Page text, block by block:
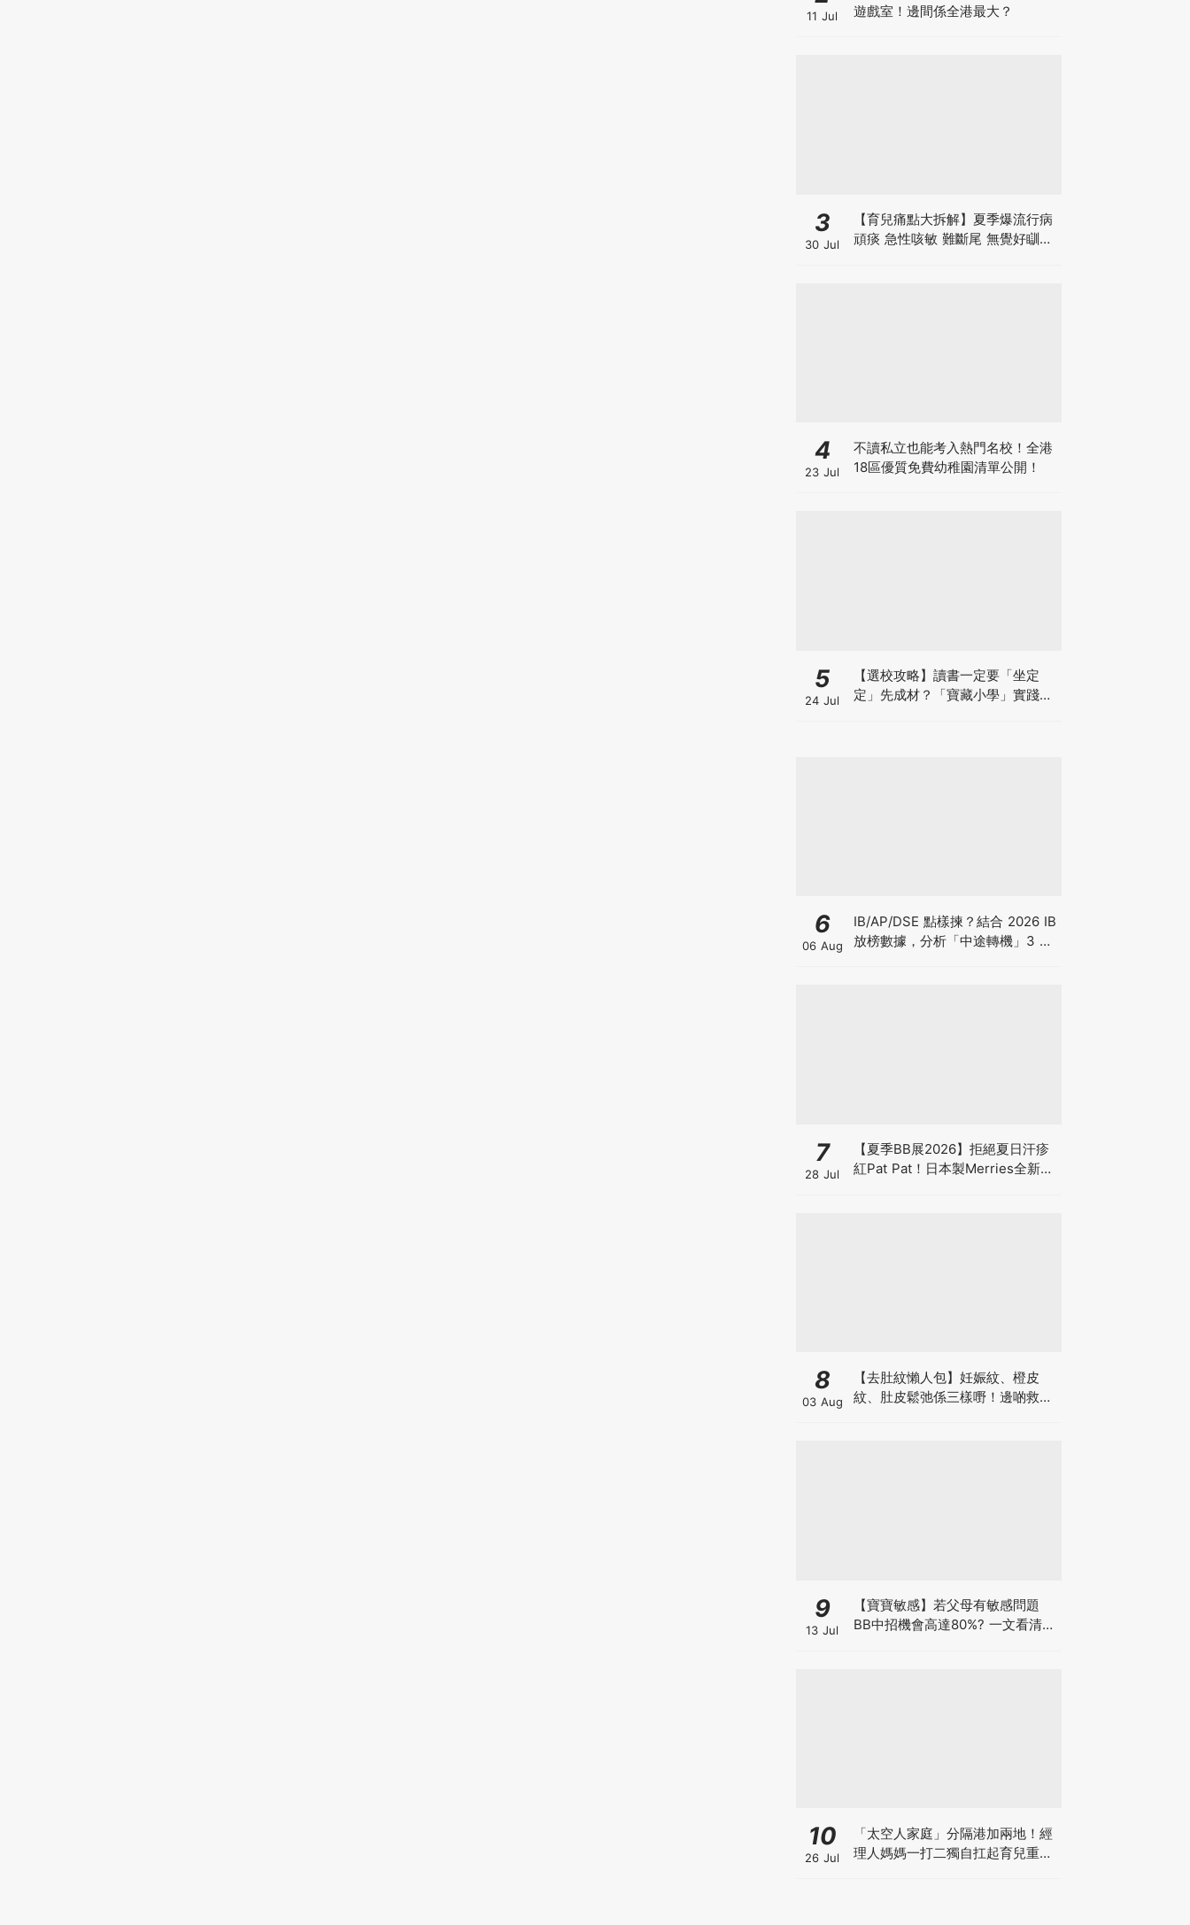
11 Jul
遊戲室！邊間係全港最大？
3
30 Jul
【育兒痛點大拆解】夏季爆流行病
頑痰 急性咳敏 難斷尾 無覺好瞓？
4
23 Jul
不讀私立也能考入熱門名校！全港
18區優質免費幼稚園清單公開！
5
24 Jul
【選校攻略】讀書一定要「坐定
定」先成材？「寶藏小學」實踐動
6
06 Aug
IB/AP/DSE 點樣揀？結合 2026 IB
放榜數據，分析「中途轉機」3 大
7
28 Jul
【夏季BB展2026】拒絕夏日汗疹
紅Pat Pat！日本製Merries全新超
8
03 Aug
【去肚紋懶人包】妊娠紋、橙皮
紋、肚皮鬆弛係三樣嘢！邊啲救得
9
13 Jul
【寶寶敏感】若父母有敏感問題
BB中招機會高達80%? 一文看清預
10
26 Jul
「太空人家庭」分隔港加兩地！經
理人媽媽一打二獨自扛起育兒重